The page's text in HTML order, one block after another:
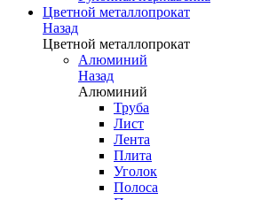
Цветной металлопрокат
Назад
Цветной металлопрокат
Алюминий
Назад
Алюминий
Труба
Лист
Лента
Плита
Уголок
Полоса